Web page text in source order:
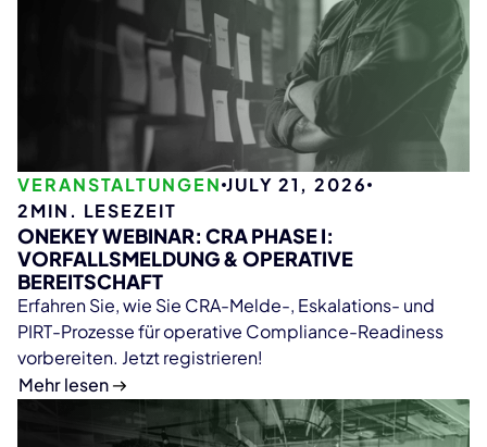
VERANSTALTUNGEN JULY 21, 2026
2MIN. LESEZEIT
ONEKEY WEBINAR: CRA PHASE I:
VORFALLSMELDUNG & OPERATIVE
BEREITSCHAFT
Erfahren Sie, wie Sie CRA-Melde-, Eskalations- und
PIRT-Prozesse für operative Compliance-Readiness
vorbereiten. Jetzt registrieren!
Mehr lesen